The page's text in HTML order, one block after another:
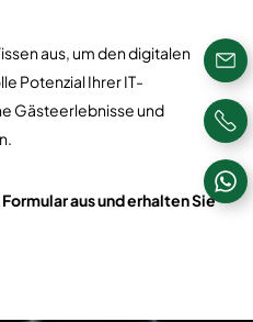
aus, um den digitalen
Potenzial Ihrer IT-
Gästeerlebnisse und
aus und erhalten Sie